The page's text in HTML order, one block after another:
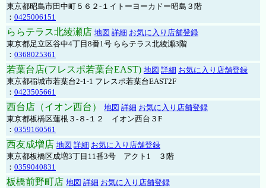
東京都昭島市田中町５６２-１イトーヨーカドー昭島３階
： 0425006151
ららテラス北綾瀬店 地図 詳細 お気に入り店舗登録
東京都足立区谷中4丁目8番1号 ららテラス北綾瀬3階
： 0368025361
若葉台店(フレスポ若葉台EAST) 地図 詳細 お気に入り店舗登録
東京都稲城市若葉台2-1-1 フレスポ若葉台EAST2F
： 0423505661
西台店（イオン西台） 地図 詳細 お気に入り店舗登録
東京都板橋区蓮根３-８-１２ イオン西台３F
： 0359160561
西友成増店 地図 詳細 お気に入り店舗登録
東京都板橋区成増3丁目11番3号 アクト1 ３階
： 0359040831
板橋前野町店 地図 詳細 お気に入り店舗登録